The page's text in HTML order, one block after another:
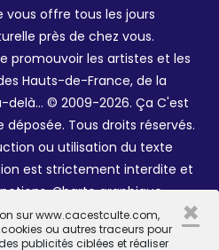
sur www.cacestculte.com,
ou autres traceurs pour
publicités ciblées et réaliser
×
vous offre tous les jours
près de chez vous.
promouvoir les artistes et les
Hauts-de-France, de la
delà... © 2009-2026. Ça C'est
déposée. Tous droits réservés.
ou utilisation du texte
est strictement interdite et
Charte graphique
Galant.